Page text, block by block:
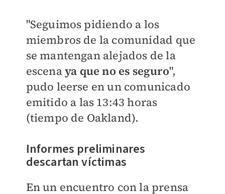
"Seguimos pidiendo a los
miembros de la comunidad que
se mantengan alejados de la
escenaya que no es seguro",
pudo leerse en un comunicado
emitido a las 13:43 horas
(tiempo de Oakland).
Informes preliminares
descartan víctimas
En un encuentro con la prensa